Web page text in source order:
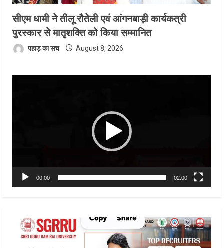
सीएम धामी ने तीलू रौतेली एवं आंगनबाड़ी कार्यकत्री
पुरस्कार से मातृशक्ति को किया सम्मानित
पहाड़ का सच August 8, 2026
00:00 02:00